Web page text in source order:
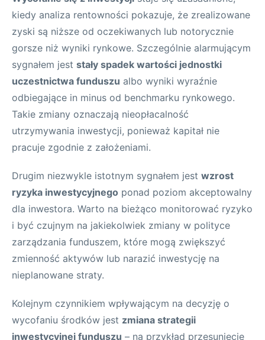
kiedy analiza rentowności pokazuje, że zrealizowane
zyski są niższe od oczekiwanych lub notorycznie
gorsze niż wyniki rynkowe. Szczególnie alarmującym
sygnałem jest stały spadek wartości jednostki
uczestnictwa funduszu albo wyniki wyraźnie
odbiegające in minus od benchmarku rynkowego.
Takie zmiany oznaczają nieopłacalność
utrzymywania inwestycji, ponieważ kapitał nie
pracuje zgodnie z założeniami.
Drugim niezwykle istotnym sygnałem jest wzrost
ryzyka inwestycyjnego ponad poziom akceptowalny
dla inwestora. Warto na bieżąco monitorować ryzyko
i być czujnym na jakiekolwiek zmiany w polityce
zarządzania funduszem, które mogą zwiększyć
zmienność aktywów lub narazić inwestycję na
nieplanowane straty.
Kolejnym czynnikiem wpływającym na decyzję o
wycofaniu środków jest zmiana strategii
inwestycyjnej funduszu – na przykład przesunięcie